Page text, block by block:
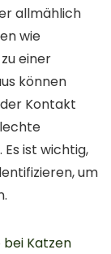
allmählich
wie
einer
können
Kontakt
ist wichtig,
um
bei Katzen